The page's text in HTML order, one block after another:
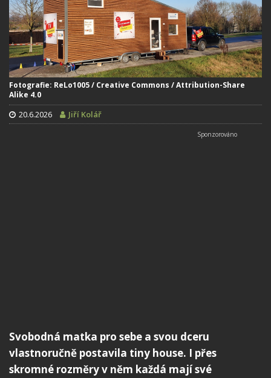
Fotografie: ReLo1005 / Creative Commons / Attribution-Share
Alike 4.0
20.6.2026 Jiří Kolář
Svobodná matka pro sebe a svou dceru
vlastnoručně postavila tiny house. I přes
skromné rozměry v něm každá mají své